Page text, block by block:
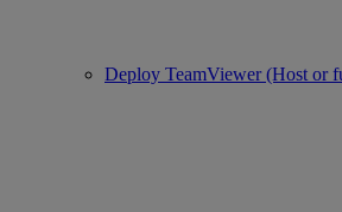
Deploy TeamViewer (Host or